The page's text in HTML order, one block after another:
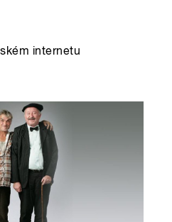
internetu